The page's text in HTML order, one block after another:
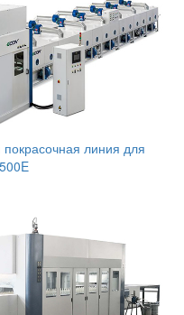
покрасочная линия для